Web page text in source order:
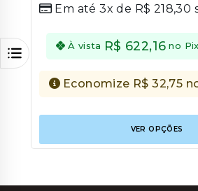
out Em até 3x de R$ 218,30
À vista R$ 622,16 no Pix
Economize R$32,75
VER OPÇÕES